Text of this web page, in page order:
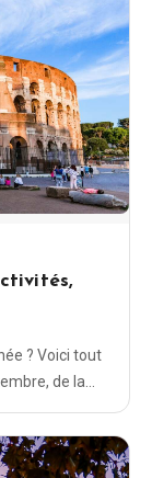
? Voici tout
de la
les activités